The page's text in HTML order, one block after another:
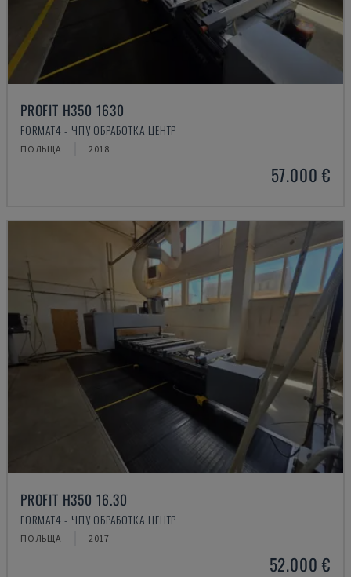
PROFIT H350 1630
FORMAT4 - ЧПУ ОБРАБОТКА ЦЕНТР
ПОЛЬЩА 2018
57.000 €
PROFIT H350 16.30
FORMAT4 - ЧПУ ОБРАБОТКА ЦЕНТР
ПОЛЬЩА 2017
52.000 €